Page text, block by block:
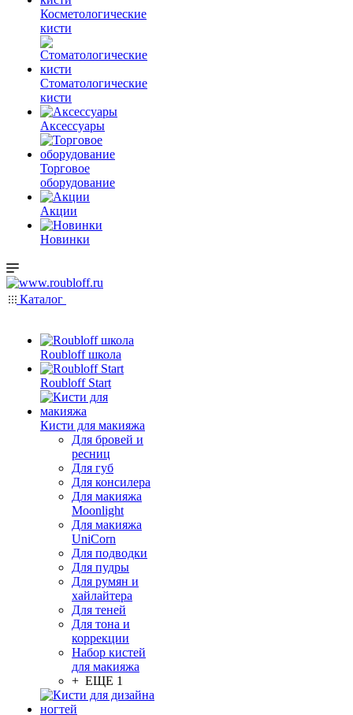
Косметологические
кисти
Стоматологические
кисти
Аксессуары
Торговое
оборудование
Акции
Новинки
Каталог
Roubloff школа
Roubloff Start
Кисти для макияжа
Для бровей и
ресниц
Для губ
Для консилера
Для макияжа
Moonlight
Для макияжа
UniCorn
Для подводки
Для пудры
Для румян и
хайлайтера
Для теней
Для тона и
коррекции
Набор кистей
для макияжа
+ ЕЩЕ 1